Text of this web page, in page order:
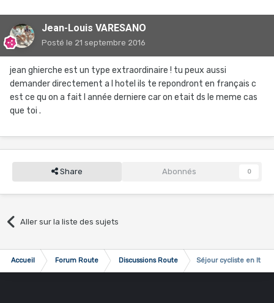
Jean-Louis VARESANO
Posté le 21 septembre 2016
jean ghierche est un type extraordinaire ! tu peux aussi
demander directement a l hotel ils te repondront en français c
est ce qu on a fait l année derniere car on etait ds le meme cas
que toi .
Share Abonnés 0
Aller sur la liste des sujets
Accueil Forum Route Discussions Route Séjour cycliste en